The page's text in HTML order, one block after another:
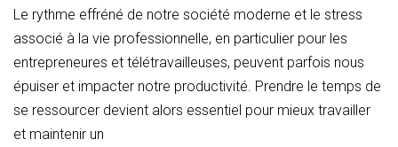
Le rythme effréné de notre société moderne et le stress
associé à la vie professionnelle, en particulier pour les
entrepreneures et télétravailleuses, peuvent parfois nous
épuiser et impacter notre productivité. Prendre le temps de
se ressourcer devient alors essentiel pour mieux travailler
et maintenir un